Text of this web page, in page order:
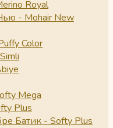
Royal
- Mohair New
Color
Mega
Plus
Батик - Softy Plus